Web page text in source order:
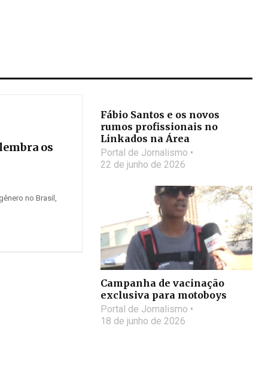
os
no Brasil,
Fábio Santos e os novos
rumos profissionais no
Linkados na Área
Portal de Jornalismo
22 de junho de 2026
Campanha de vacinação
exclusiva para motoboys
Portal de Jornalismo
18 de junho de 2026